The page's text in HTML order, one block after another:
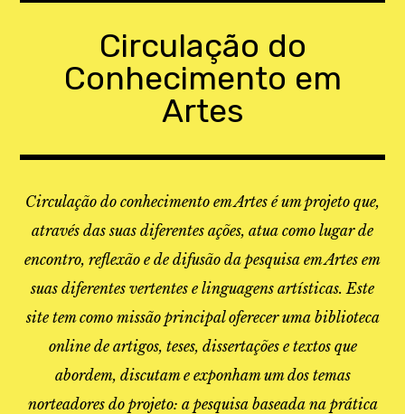
Circulação do
Conhecimento em
Artes
Circulação do conhecimento em Artes é um projeto que,
através das suas diferentes ações, atua como lugar de
encontro, reflexão e de difusão da pesquisa em Artes em
suas diferentes vertentes e linguagens artísticas. Este
site tem como missão principal oferecer uma biblioteca
online de artigos, teses, dissertações e textos que
abordem, discutam e exponham um dos temas
norteadores do projeto: a pesquisa baseada na prática